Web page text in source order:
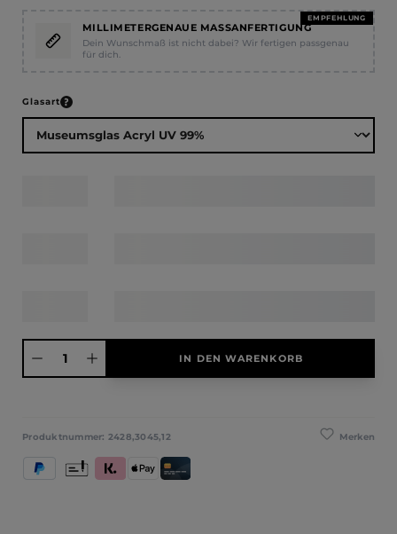
EMPFEHLUNG
MILLIMETERGENAUE MASSANFERTIGUNG
Dein Wunschmaß ist nicht dabei? Wir fertigen passgenau
für dich.
Glasartauswählen
IN DEN WARENKORB
Merken
Produktnummer: 2428,3045,12
PayPal Klarna (Rechnung / Ratenkauf / Sofort)
Apple PayKredit- und Debitkarte
Vorkasse